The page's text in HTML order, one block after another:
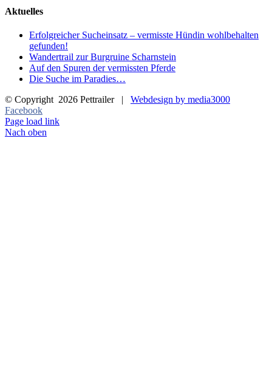
Aktuelles
Erfolgreicher Sucheinsatz – vermisste Hündin wohlbehalten
gefunden!
Wandertrail zur Burgruine Scharnstein
Auf den Spuren der vermissten Pferde
Die Suche im Paradies…
© Copyright 2026 Pettrailer | Webdesign by media3000
Facebook
Page load link
Nach oben